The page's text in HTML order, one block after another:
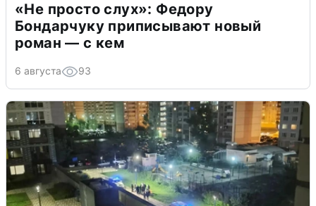
«Не просто слух»: Федору
Бондарчуку приписывают новый
роман — с кем
6 августа 93